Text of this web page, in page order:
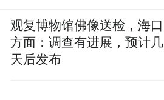
观复博物馆佛像送检，海口
方面：调查有进展，预计几
天后发布